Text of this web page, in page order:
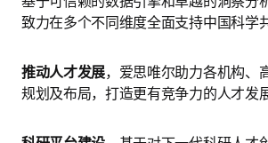
致力在多个不同维度全面支持中国科学
推动人才发展，爱思唯尔助力各机构、
规划及布局，打造更有竞争力的人才发